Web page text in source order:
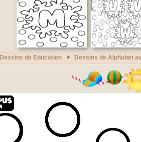
Dessins de Education Dessins de Alphabet